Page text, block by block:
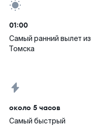
01:00
Самый ранний вылет из
Томска
около 5 часов
Самый быстрый